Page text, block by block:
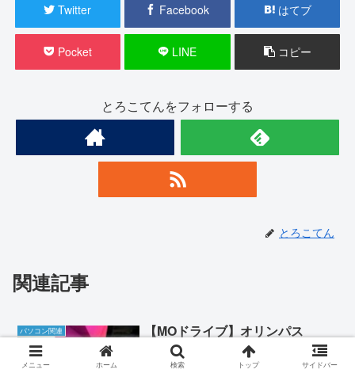
Twitter Facebook はてブ
Pocket LINE コピー
とろこてんをフォローする
とろこてん
関連記事
パソコン関連
【MOドライブ】オリンパス
「MO133U3」を使う
メニュー ホーム 検索 トップ サイドバー